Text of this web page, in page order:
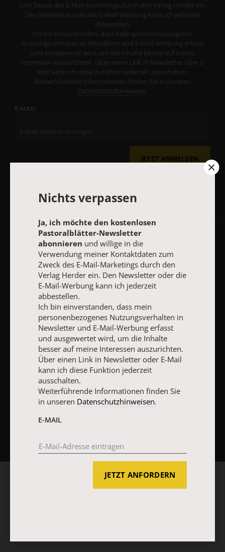
zum Zweck des E-Mail-Marketings durch den Verlag Herder ein.
Den Newsletter oder die E-Mail-Werbung kann ich jederzeit
abbestellen.
Ich bin einverstanden, dass mein personenbezogenes
Nutzungsverhalten in Newsletter und E-Mail-Werbung erfasst
und ausgewertet wird, um die Inhalte besser auf meine
Interessen auszurichten. Über einen Link in Newsletter oder E-
Mail kann ich diese Funktion jederzeit ausschalten.
Weiterführende Informationen finden Sie in unseren
Datenschutzhinweisen
E-MAIL
JETZT ANMELDEN
AGB und Widerrufsbelehrung Datenschutz
Impressum
Vertrag widerrufen Abo online kündigen
Nichts verpassen
Ja, ich möchte den kostenlosen
Pastoralblätter-Newsletter
abonnieren und willige in die
Verwendung meiner Kontaktdaten zum
Zweck des E-Mail-Marketings durch den
Verlag Herder ein. Den Newsletter oder die
E-Mail-Werbung kann ich jederzeit
abbestellen.
Ich bin einverstanden, dass mein
personenbezogenes Nutzungsverhalten in
Newsletter und E-Mail-Werbung erfasst
und ausgewertet wird, um die Inhalte
besser auf meine Interessen auszurichten.
Über einen Link in Newsletter oder E-Mail
kann ich diese Funktion jederzeit
ausschalten.
Weiterführende Informationen finden Sie
in unseren Datenschutzhinweisen.
E-MAIL
JETZT ANFORDERN